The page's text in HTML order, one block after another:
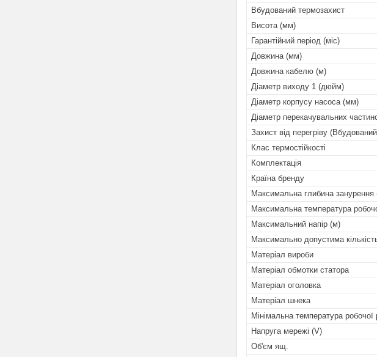
Вбудований термозахист
Висота (мм)
Гарантійний період (міс)
Довжина (мм)
Довжина кабелю (м)
Діаметр виходу 1 (дюйм)
Діаметр корпусу насоса (мм)
Діаметр перекачувальних
Захист від перегріву
Клас термостійкості
Комплектація
Країна бренду
Максимальна глибина занурення
Максимальна температура
Максимальний напір (м)
Максимально допустима
Матеріал вироби
Матеріал обмотки статора
Матеріал оголовка
Матеріал шнека
Мінімальна температура робочої
Напруга мережі (V)
Об'єм ящ.